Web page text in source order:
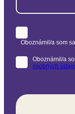
Oboznámil/a som
Oboznámil/a
osobných